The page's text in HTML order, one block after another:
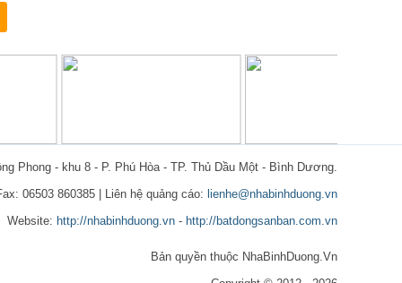
Phong - khu 8 - P. Phú Hòa - TP. Thủ Dầu Một - Bình Dương.
06503 860385 | Liên hệ quảng cáo: lienhe@nhabinhduong.vn
Website: http://nhabinhduong.vn - http://batdongsanban.com.vn
Bản quyền thuộc NhaBinhDuong.Vn